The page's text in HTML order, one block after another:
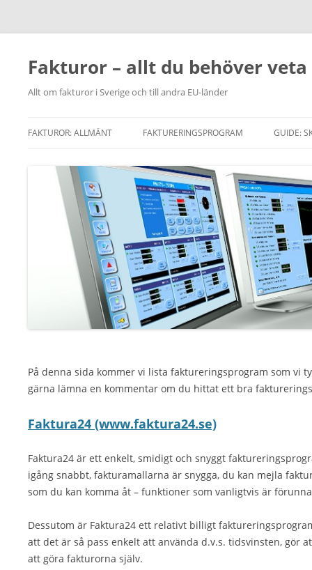
Fakturor – allt du behöver veta
Allt om fakturor i Sverige och till andra EU-länder
FAKTUROR: ALLMÄNT FAKTURERINGSPROGRAM GUIDE:
På denna sida kommer vi lista faktureringsprogram som vi
gärna lämna en kommentar om du hittat ett bra
Faktura24 (www.faktura24.se)
Faktura24 är ett enkelt, smidigt och snyggt
igång snabbt, fakturamallarna är snygga, du kan mejla
som du kan komma åt – funktioner som vanligtvis är
Dessutom är Faktura24 ett relativt billigt
att det är så pass enkelt att använda d.v.s. tidsvinsten, gör
att göra fakturorna själv.